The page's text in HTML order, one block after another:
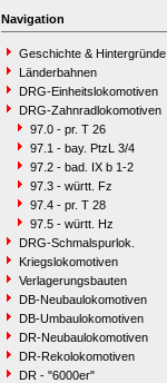
Navigation
Geschichte & Hintergründe
Länderbahnen
DRG-Einheitslokomotiven
DRG-Zahnradlokomotiven
97.0 - pr. T 26
97.1 - bay. PtzL 3/4
97.2 - bad. IX b 1-2
97.3 - württ. Fz
97.4 - pr. T 28
97.5 - württ. Hz
DRG-Schmalspurlok.
Kriegslokomotiven
Verlagerungsbauten
DB-Neubaulokomotiven
DB-Umbaulokomotiven
DR-Neubaulokomotiven
DR-Rekolokomotiven
DR - "6000er"